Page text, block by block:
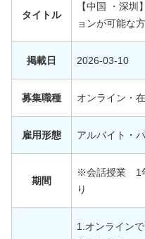
タイトル
【中国 ・深
ョンが可能な方
掲載日 2026-03-10
募集職種 オンライン・
雇用形態 アルバイト・
期間
※会話授業
り
1.オンライン